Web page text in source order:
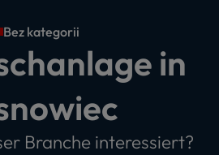
Bez kategorii
in
Branche interessiert?